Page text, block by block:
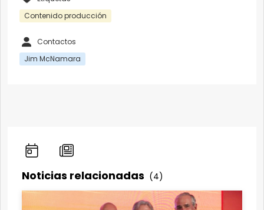
Contenido producción
Contactos
Jim McNamara
Noticias relacionadas (4)